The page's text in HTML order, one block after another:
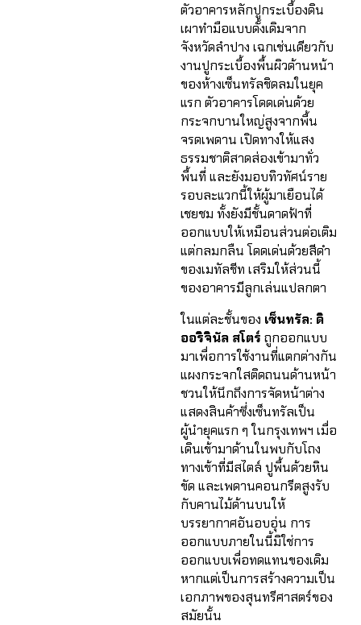
ตัวอาคารหลักปูกระเบื้องดิน
เผาทำมือแบบดั้งเดิมจาก
จังหวัดลำปาง เฉกเช่นเดียวกับ
งานปูกระเบื้องพื้นผิวด้านหน้า
ของห้างเซ็นทรัลชิดลมในยุค
แรก ตัวอาคารโดดเด่นด้วย
กระจกบานใหญ่สูงจากพื้น
จรดเพดาน เปิดทางให้แสง
ธรรมชาติสาดส่องเข้ามาทั่ว
พื้นที่ และยังมอบทิวทัศน์ราย
รอบละแวกนี้ให้ผู้มาเยือนได้
เชยชม ทั้งยังมีชั้นดาดฟ้าที่
ออกแบบให้เหมือนส่วนต่อเติม
แต่กลมกลืน โดดเด่นด้วยสีดำ
ของเมทัลชีท เสริมให้ส่วนนี้
ของอาคารมีลูกเล่นแปลกตา
ในแต่ละชั้นของ เซ็นทรัล: ดิ
ออริจินัล สโตร์ ถูกออกแบบ
มาเพื่อการใช้งานที่แตกต่างกัน
แผงกระจกใสติดถนนด้านหน้า
ชวนให้นึกถึงการจัดหน้าต่าง
แสดงสินค้าซึ่งเซ็นทรัลเป็น
ผู้นำยุคแรก ๆ ในกรุงเทพฯ เมื่อ
เดินเข้ามาด้านในพบกับโถง
ทางเข้าที่มีสไตล์ ปูพื้นด้วยหิน
ขัด และเพดานคอนกรีตสูงรับ
กับคานไม้ด้านบนให้
บรรยากาศอันอบอุ่น การ
ออกแบบภายในนี้มิใช่การ
ออกแบบเพื่อทดแทนของเดิม
หากแต่เป็นการสร้างความเป็น
เอกภาพของสุนทรีศาสตร์ของ
สมัยนั้น